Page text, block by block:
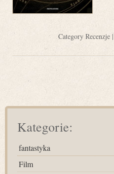
Category Recenzje|
Kategorie:
fantastyka
Film